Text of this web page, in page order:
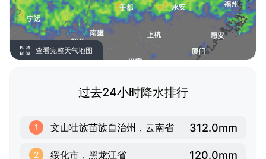
查看完整天气地图
过去24小时降水排行
1 文山壮族苗族自治州，云南省 312.0mm
2 绥化市，黑龙江省 120.0mm